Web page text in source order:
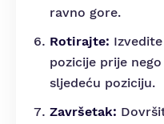
ravno gore.
Rotirajte:
pozicije prije
sljedeću poziciju.
Završetak: